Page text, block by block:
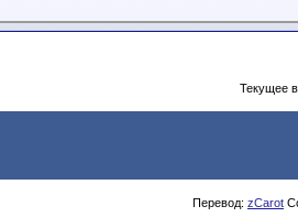
Текущее
Перевод: zCarot